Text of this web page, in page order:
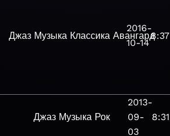
Джаз Музыка Классика Авангард
2016-
10-14
8:37
Джаз Музыка Рок
2013-
09-
03
8:31